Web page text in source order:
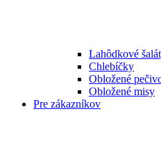
Lahôdkové
Chlebíčky
Obložené
Obložené misy
Pre zákazníkov